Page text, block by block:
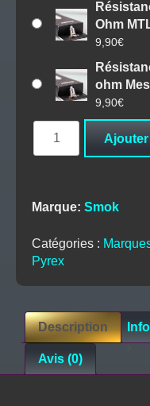
Ohm
9,90€
ohm
9,90€
-
Marque: Smok
Catégories :
Pyrex
Description
Avis (0)